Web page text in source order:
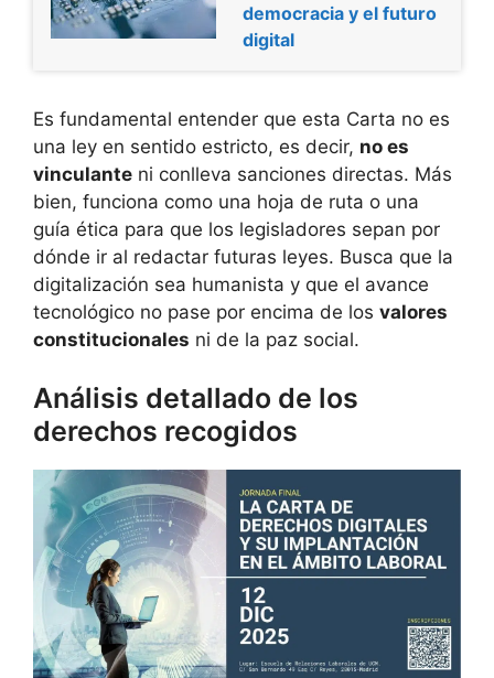
democracia y el futuro
digital
Es fundamental entender que esta Carta no es
una ley en sentido estricto, es decir, no es
vinculante ni conlleva sanciones directas. Más
bien, funciona como una hoja de ruta o una
guía ética para que los legisladores sepan por
dónde ir al redactar futuras leyes. Busca que la
digitalización sea humanista y que el avance
tecnológico no pase por encima de los valores
constitucionales ni de la paz social.
Análisis detallado de los
derechos recogidos